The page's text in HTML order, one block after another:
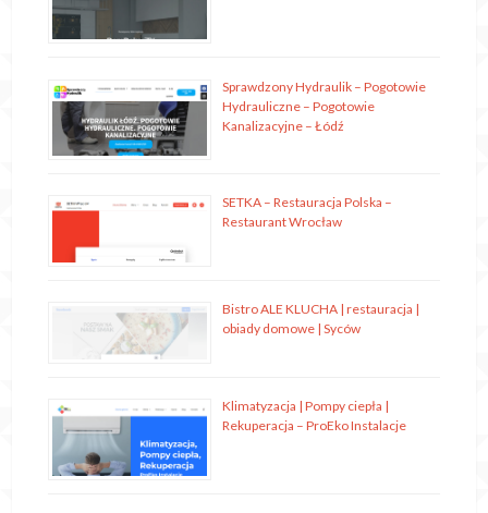
Sprawdzony Hydraulik – Pogotowie
Hydrauliczne – Pogotowie
Kanalizacyjne – Łódź
SETKA – Restauracja Polska –
Restaurant Wrocław
Bistro ALE KLUCHA | restauracja |
obiady domowe | Syców
Klimatyzacja | Pompy ciepła |
Rekuperacja – ProEko Instalacje